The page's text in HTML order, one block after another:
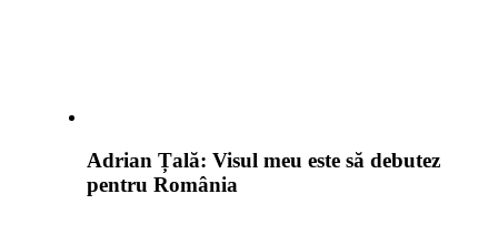
Adrian Țală: Visul meu este să debutez
pentru România